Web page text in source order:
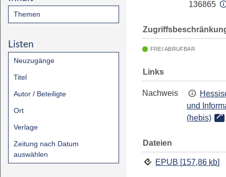
Themen
Listen
Neuzugänge
Titel
Autor / Beteiligte
Ort
Verlage
Zeitung nach Datum
auswählen
136865
FREI ABRUFBAR
Links
Nachweis
und
(hebis)
Dateien
EPUB [157,86 kb]